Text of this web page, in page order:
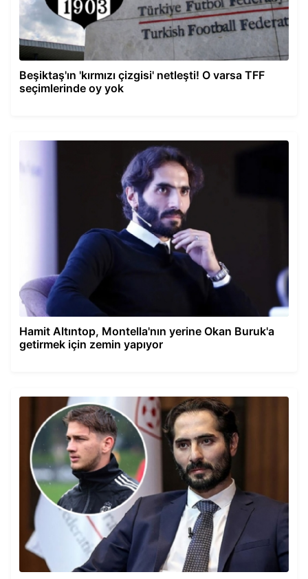
Beşiktaş'ın 'kırmızı çizgisi' netleşti! O varsa TFF
seçimlerinde oy yok
Hamit Altıntop, Montella'nın yerine Okan Buruk'a
getirmek için zemin yapıyor